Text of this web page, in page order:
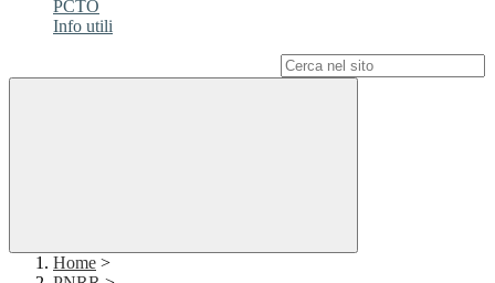
PCTO
Info utili
Home >